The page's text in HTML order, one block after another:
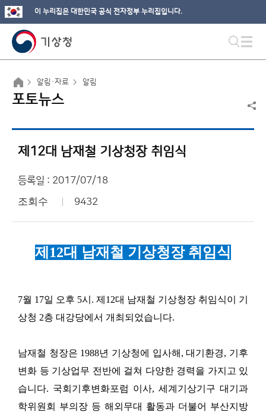
이 누리집은 대한민국 공식 전자정부 누리집입니다.
알림·자료 알림
포토뉴스
제12대 남재철 기상청장 취임식
등록일 : 2017/07/18
조회수 9432
제 12대 남재철 기상청장 취임식
7월 17일 오후 5시 . 제 12대 남재철 기상청장 취임식이 기
상청 2층 대강당에서 개최되었습니다.
남재철 청장은 1988년 기상청에 입사해 ,대기환경, 기후
변화 등 기상업무 전반에 걸쳐 다양한 경력을 가지고 있
습니다. 국회기후변화포럼 이사, 세계기상기구 대기과
학위원회 부의장 등 해외무대 활동과 더불어 부산지방